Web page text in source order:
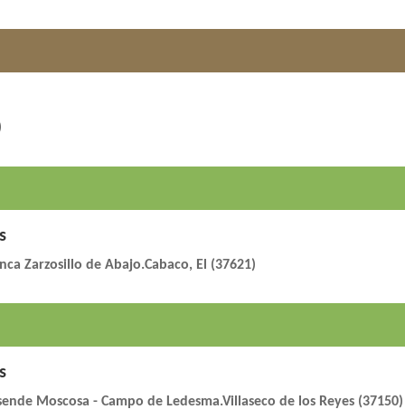
Zarzosillo de Abajo.Cabaco, El (37621)
Moscosa - Campo de Ledesma.Villaseco de los Reyes (37150)